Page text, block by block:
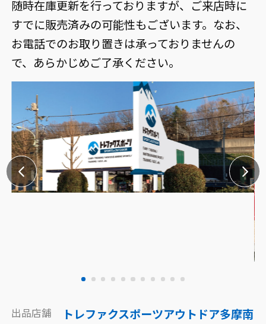
随時在庫更新を行っておりますが、ご来店時に
すでに販売済みの可能性もございます。なお、
お電話でのお取り置きは承っておりませんの
で、あらかじめご了承ください。
出品店舗
トレファクスポーツアウトドア多摩南